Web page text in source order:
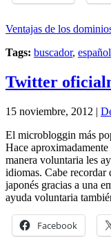
Ventajas de los
Tags: buscador, español
Twitter
15 noviembre, 2012 |
El microbloggin más
Hace
manera voluntaria les
idiomas. Cabe recordar
japonés gracias a una
ayuda voluntaria
Facebook